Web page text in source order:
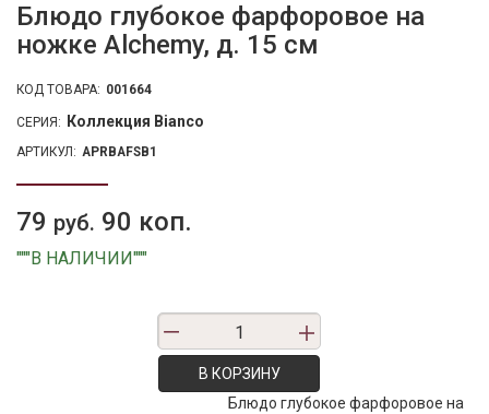
Блюдо глубокое фарфоровое на
ножке Alchemy, д. 15 см
КОД ТОВАРА: 001664
СЕРИЯ: Коллекция Bianco
АРТИКУЛ: APRBAFSB1
79 руб. 90 коп.
"""В НАЛИЧИИ"""
В КОРЗИНУ
Блюдо глубокое фарфоровое на